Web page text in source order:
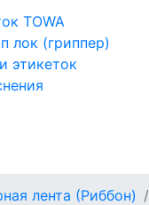
TOWA
лок (гриппер)
этикеток
лента (Риббон)